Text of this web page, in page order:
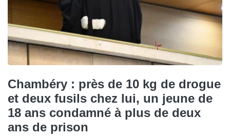
Chambéry : près de 10 kg de drogue
et deux fusils chez lui, un jeune de
18 ans condamné à plus de deux
ans de prison